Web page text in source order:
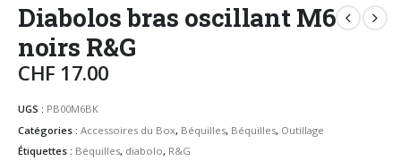
Diabolos bras oscillant M6
noirs R&G
CHF 17.00
UGS : PB00M6BK
Catégories : Accessoires du Box, Béquilles, Béquilles, Outillage
Étiquettes : Béquilles, diabolo, R&G